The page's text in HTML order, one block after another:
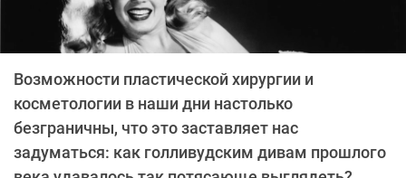
Возможности пластической хирургии и
косметологии в наши дни настолько
безграничны, что это заставляет нас
задуматься: как голливудским дивам прошлого